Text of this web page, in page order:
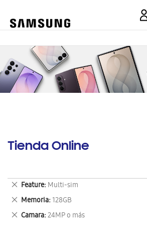
Tienda Online
Feature Multi-sim
Eliminar
este
artículo
Memoria 128GB
Eliminar
este
artículo
Camara 24MP o más
Eliminar